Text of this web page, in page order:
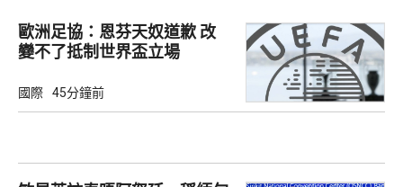
歐洲足協：恩芬天奴道歉 改
變不了抵制世界盃立場
國際 45分鐘前